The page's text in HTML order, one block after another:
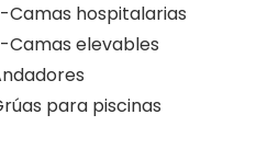
Camas hospitalarias
Camas elevables
para piscinas